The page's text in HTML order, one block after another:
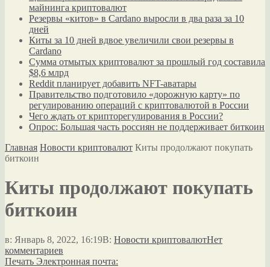
майнинга криптовалют
Резервы «китов» в Cardano выросли в два раза за 10
дней
Киты за 10 дней вдвое увеличили свои резервы в
Cardano
Сумма отмытых криптовалют за прошлый год составила
$8,6 млрд
Reddit планирует добавить NFT-аватары
Правительство подготовило «дорожную карту» по
регулированию операций с криптовалютой в России
Чего ждать от крипторегулирования в России?
Опрос: Большая часть россиян не поддерживает биткоин
Главная Новости криптовалют Киты продолжают покупать
биткоин
Киты продолжают покупать
биткоин
в: Январь 8, 2022, 16:19В: Новости криптовалютНет
комментариев
Печать Электронная почта: